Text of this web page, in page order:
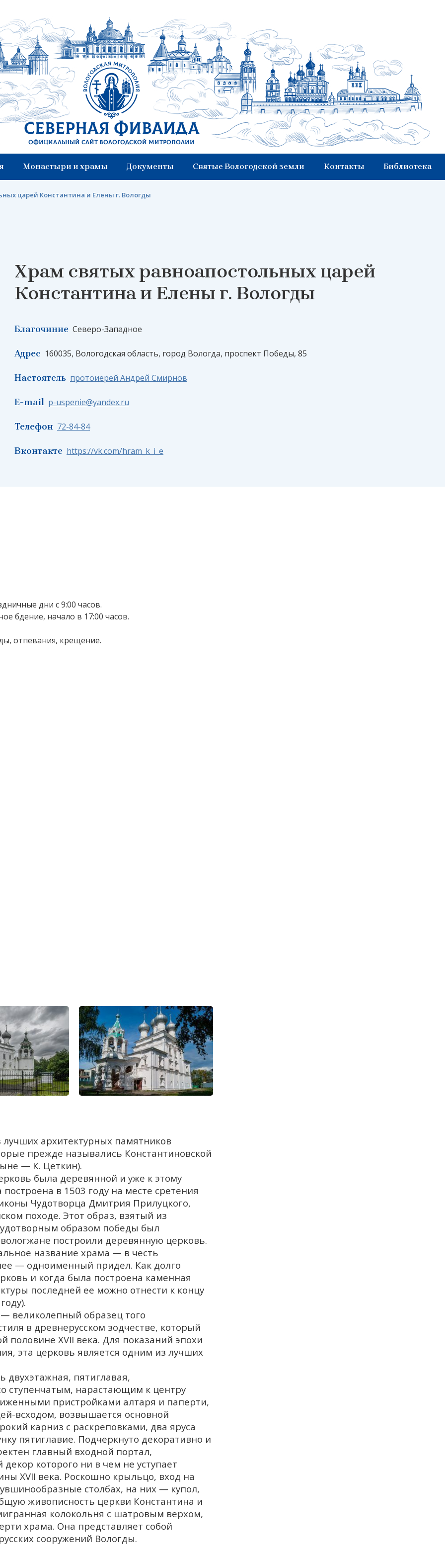
Северная Фиваида
Официальный сайт Вологодской митрополии
Монастыри и храмы Документы Святые Вологодской земли Контакты Библиотека
царей Константина и Елены г. Вологды
Храм святых равноапостольных царей
Константина и Елены г. Вологды
Благочиние Северо-Западное
Адрес 160035, Вологодская область, город Вологда, проспект Победы, 85
Настоятель протоиерей Андрей Смирнов
E-mail p-uspenie@yandex.ru
Телефон 72-84-84
Вконтакте https://vk.com/hram_k_i_e
дни с 9:00 часов.
бдение, начало в 17:00 часов.
отпевания, крещение.
архитектурных памятников
прежде назывались Константиновской
— К. Цеткин).
была деревянной и уже к этому
в 1503 году на месте сретения
Чудотворца Дмитрия Прилуцкого,
походе. Этот образ, взятый из
образом победы был
построили деревянную церковь.
название храма — в честь
— одноименный придел. Как долго
и когда была построена каменная
последней ее можно отнести к концу
великолепный образец того
в древнерусском зодчестве, который
половине XVII века. Для показаний эпохи
эта церковь является одним из лучших
двухэтажная, пятиглавая,
ступенчатым, нарастающим к центру
пристройками алтаря и паперти,
всходом, возвышается основной
карниз с раскреповками, два яруса
пятиглавие. Подчеркнуто декоративно и
главный входной портал,
которого ни в чем не уступает
XVII века. Роскошно крыльцо, вход на
столбах, на них — купол,
живописность церкви Константина и
колокольня с шатровым верхом,
храма. Она представляет собой
сооружений Вологды.